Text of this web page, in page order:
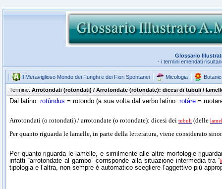
Glossario
- i termini emendati
Il Meraviglioso Mondo dei Funghi e dei Fiori Spontanei Micologia
Termine: Arrotondati (rotondati) / Arrotondate (rotondate): dicesi di tubuli /
Dal latino rotùndus = rotondo (a sua volta dal verbo latino rotàre =
Arrotondati (o rotondati) / arrotondate (o rotondate): dicesi dei tubuli (delle
Per quanto riguarda le lamelle, in parte della letteratura, viene considerato
Per quanto riguarda le lamelle, e similmente alle altre morfologie
infatti “arrotondate al gambo” corrisponde alla situazione intermedia tra “
tipologia e l’altra, non sempre è automatico scegliere l’aggettivo più